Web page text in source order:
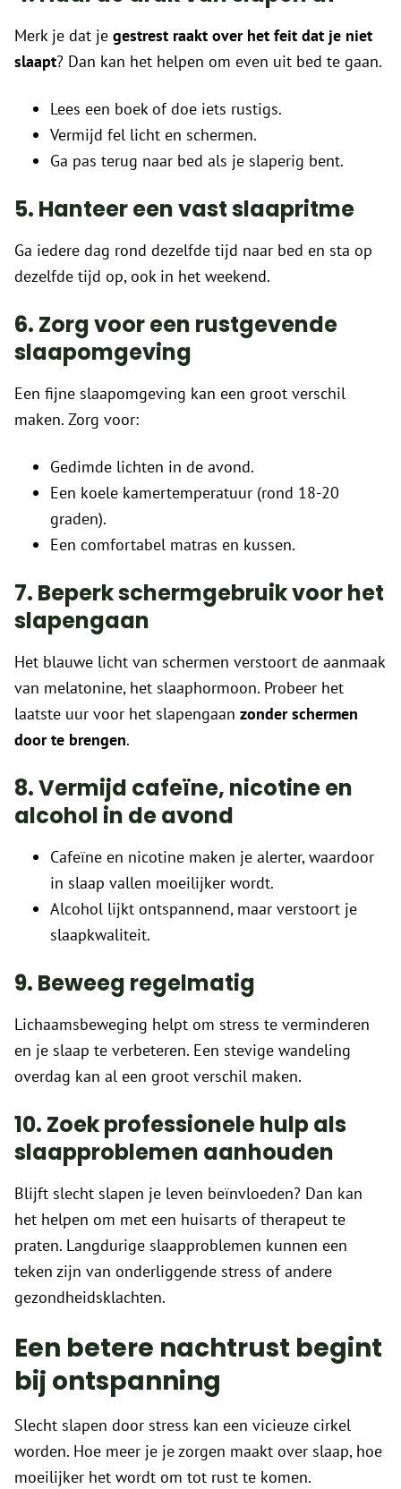
Merk je dat je gestrest raakt over het feit dat je niet
slaapt? Dan kan het helpen om even uit bed te gaan.
Lees een boek of doe iets rustigs.
Vermijd fel licht en schermen.
Ga pas terug naar bed als je slaperig bent.
5. Hanteer een vast slaapritme
Ga iedere dag rond dezelfde tijd naar bed en sta op
dezelfde tijd op, ook in het weekend.
6. Zorg voor een rustgevende
slaapomgeving
Een fijne slaapomgeving kan een groot verschil
maken. Zorg voor:
Gedimde lichten in de avond.
Een koele kamertemperatuur (rond 18-20
graden).
Een comfortabel matras en kussen.
7. Beperk schermgebruik voor het
slapengaan
Het blauwe licht van schermen verstoort de aanmaak
van melatonine, het slaaphormoon. Probeer het
laatste uur voor het slapengaan zonder schermen
door te brengen.
8. Vermijd cafeïne, nicotine en
alcohol in de avond
Cafeïne en nicotine maken je alerter, waardoor
in slaap vallen moeilijker wordt.
Alcohol lijkt ontspannend, maar verstoort je
slaapkwaliteit.
9. Beweeg regelmatig
Lichaamsbeweging helpt om stress te verminderen
en je slaap te verbeteren. Een stevige wandeling
overdag kan al een groot verschil maken.
10. Zoek professionele hulp als
slaapproblemen aanhouden
Blijft slecht slapen je leven beïnvloeden? Dan kan
het helpen om met een huisarts of therapeut te
praten. Langdurige slaapproblemen kunnen een
teken zijn van onderliggende stress of andere
gezondheidsklachten.
Een betere nachtrust begint
bij ontspanning
Slecht slapen door stress kan een vicieuze cirkel
worden. Hoe meer je je zorgen maakt over slaap, hoe
moeilijker het wordt om tot rust te komen.